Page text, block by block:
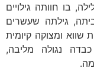
בו חוותה גילויים
גילתה שעשרים
שווא ומצוקה קיומית
נגולה מליבה,